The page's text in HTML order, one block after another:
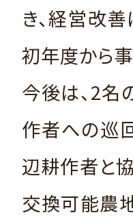
き、経営改
初年度から
今後は、2名
作者への巡
辺耕作者と
交換可能農